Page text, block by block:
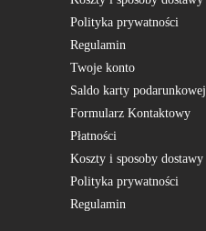
Polityka prywatności
Regulamin
Twoje konto
Saldo karty podarunkowej
Formularz Kontaktowy
Płatności
Koszty i sposoby dostawy
Polityka prywatności
Regulamin